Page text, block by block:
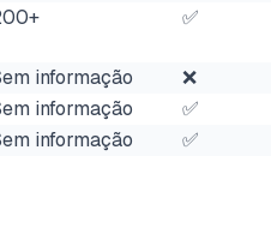
✅
informação
❌
informação
✅
informação ✅